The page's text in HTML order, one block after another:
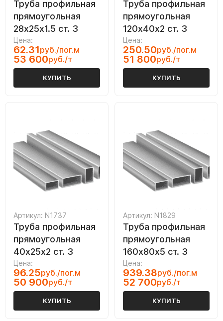
Труба профильная
прямоугольная
28х25х1.5 ст. 3
Цена:
62.31руб./пог.м
53 600руб./т
КУПИТЬ
Труба профильная
прямоугольная
120х40х2 ст. 3
Цена:
250.50руб./пог.м
51 800руб./т
КУПИТЬ
Артикул: N1737
Труба профильная
прямоугольная
40х25х2 ст. 3
Цена:
96.25руб./пог.м
50 900руб./т
КУПИТЬ
Артикул: N1829
Труба профильная
прямоугольная
160х80х5 ст. 3
Цена:
939.38руб./пог.м
52 700руб./т
КУПИТЬ